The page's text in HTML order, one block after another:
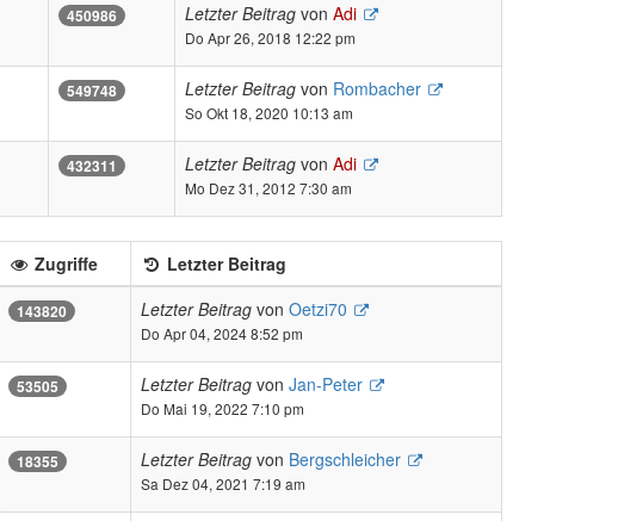
450986 Letzter Beitrag von Adi
Do Apr 26, 2018 12:22 pm
549748 Letzter Beitrag von Rombacher
So Okt 18, 2020 10:13 am
432311 Letzter Beitrag von Adi
Mo Dez 31, 2012 7:30 am
Zugriffe
Letzter Beitrag
143820 Letzter Beitrag von Oetzi70
Do Apr 04, 2024 8:52 pm
53505 Letzter Beitrag von Jan-Peter
Do Mai 19, 2022 7:10 pm
18355 Letzter Beitrag von Bergschleicher
Sa Dez 04, 2021 7:19 am